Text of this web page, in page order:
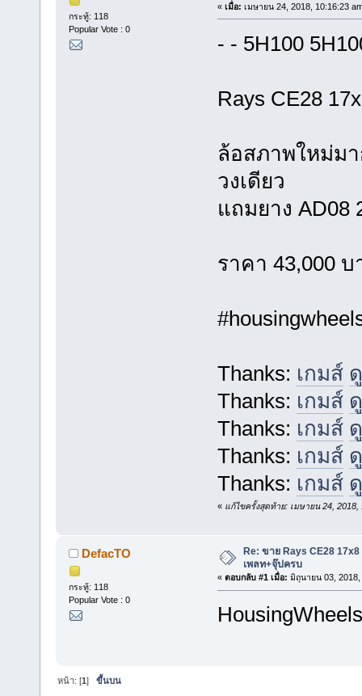
กระทู้: 118
Popular Vote : 0
« เมื่อ: เมษายน 24, 2018, 10:16:23
- - 5H100
Rays CE28
ล้อสภาพใหม่ม
วงเดียว
แถมยาง AD08
ราคา 43,000
Thanks: เกมส์
Thanks: เกมส์
Thanks: เกมส์
Thanks: เกมส์
Thanks: เกมส์
« แก้ไขครั้งสุดท้าย: เมษายน 24,
DefacTO
กระทู้: 118
Popular Vote : 0
Re: ขาย Rays CE28
เพลท+จุ๊ปครบ
« ตอบกลับ #1 เมื่อ: มิถุนายน 03, 2018,
HousingWheels
หน้า: [1]ขึ้นบน